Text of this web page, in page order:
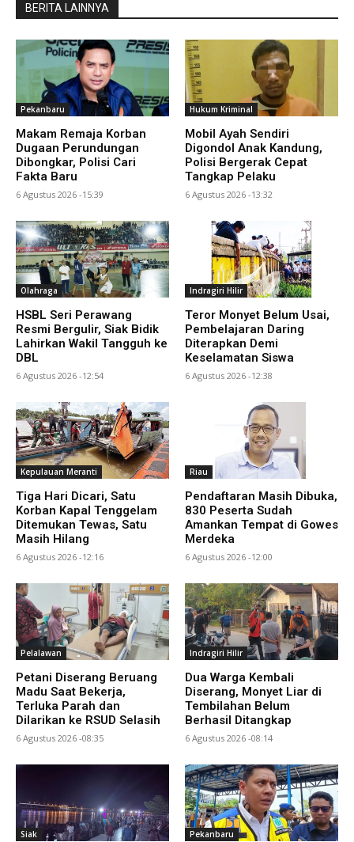
BERITA LAINNYA
Pekanbaru
Makam Remaja Korban
Dugaan Perundungan
Dibongkar, Polisi Cari
Fakta Baru
6 Agustus 2026 -15:39
Hukum Kriminal
Mobil Ayah Sendiri
Digondol Anak Kandung,
Polisi Bergerak Cepat
Tangkap Pelaku
6 Agustus 2026 -13:32
Olahraga
HSBL Seri Perawang
Resmi Bergulir, Siak Bidik
Lahirkan Wakil Tangguh ke
DBL
6 Agustus 2026 -12:54
Indragiri Hilir
Teror Monyet Belum Usai,
Pembelajaran Daring
Diterapkan Demi
Keselamatan Siswa
6 Agustus 2026 -12:38
Kepulauan Meranti
Tiga Hari Dicari, Satu
Korban Kapal Tenggelam
Ditemukan Tewas, Satu
Masih Hilang
6 Agustus 2026 -12:16
Riau
Pendaftaran Masih Dibuka,
830 Peserta Sudah
Amankan Tempat di Gowes
Merdeka
6 Agustus 2026 -12:00
Pelalawan
Petani Diserang Beruang
Madu Saat Bekerja,
Terluka Parah dan
Dilarikan ke RSUD Selasih
6 Agustus 2026 -08:35
Indragiri Hilir
Dua Warga Kembali
Diserang, Monyet Liar di
Tembilahan Belum
Berhasil Ditangkap
6 Agustus 2026 -08:14
Siak Pekanbaru